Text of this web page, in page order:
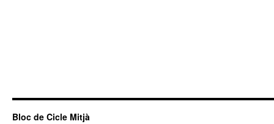
Bloc de Cicle Mitjà